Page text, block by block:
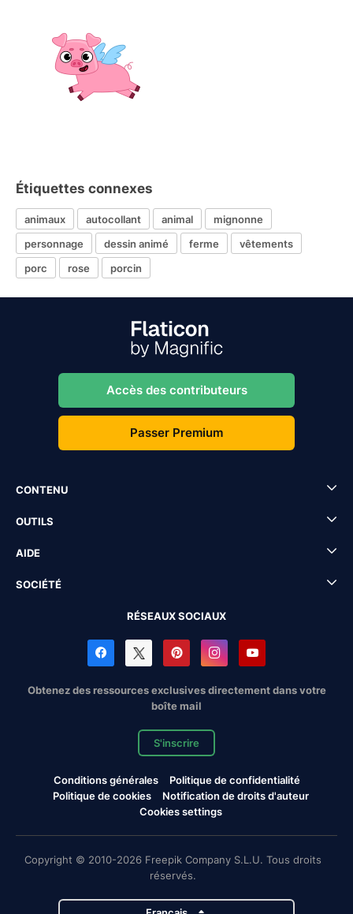
Étiquettes connexes
animaux autocollant animal
mignonne
personnage
dessin animé ferme
vêtements
porc
rose porcin
Accès des contributeurs
Passer Premium
CONTENU
OUTILS
AIDE
SOCIÉTÉ
RÉSEAUX SOCIAUX
Obtenez des ressources exclusives directement dans votre
boîte mail
S'inscrire
Conditions générales
Politique de confidentialité
Politique de cookies
Notification de droits d'auteur
Cookies settings
Copyright © 2010-2026 Freepik Company S.L.U. Tous droits
réservés.